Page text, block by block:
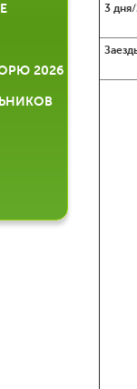
2026
3